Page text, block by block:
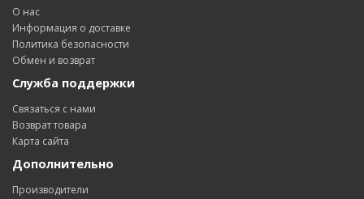
О нас
Информация о доставке
Политика безопасности
Обмен и возврат
Служба поддержки
Связаться с нами
Возврат товара
Карта сайта
Дополнительно
Производители